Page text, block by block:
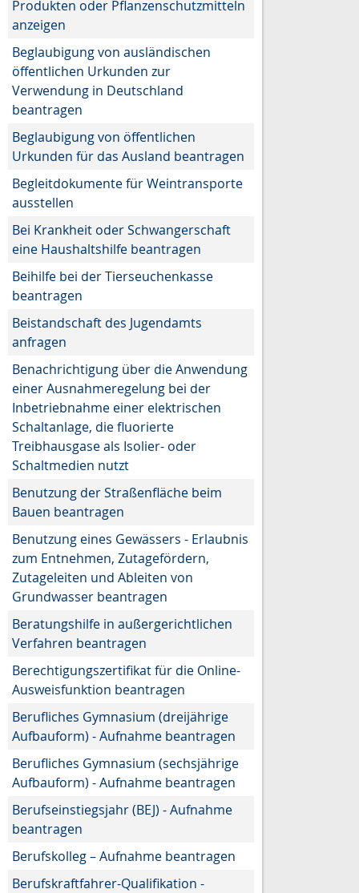
Produkten oder Pflanzenschutzmitteln
anzeigen
Beglaubigung von ausländischen
öffentlichen Urkunden zur
Verwendung in Deutschland
beantragen
Beglaubigung von öffentlichen
Urkunden für das Ausland beantragen
Begleitdokumente für Weintransporte
ausstellen
Bei Krankheit oder Schwangerschaft
eine Haushaltshilfe beantragen
Beihilfe bei der Tierseuchenkasse
beantragen
Beistandschaft des Jugendamts
anfragen
Benachrichtigung über die Anwendung
einer Ausnahmeregelung bei der
Inbetriebnahme einer elektrischen
Schaltanlage, die fluorierte
Treibhausgase als Isolier- oder
Schaltmedien nutzt
Benutzung der Straßenfläche beim
Bauen beantragen
Benutzung eines Gewässers - Erlaubnis
zum Entnehmen, Zutagefördern,
Zutageleiten und Ableiten von
Grundwasser beantragen
Beratungshilfe in außergerichtlichen
Verfahren beantragen
Berechtigungszertifikat für die Online-
Ausweisfunktion beantragen
Berufliches Gymnasium (dreijährige
Aufbauform) - Aufnahme beantragen
Berufliches Gymnasium (sechsjährige
Aufbauform) - Aufnahme beantragen
Berufseinstiegsjahr (BEJ) - Aufnahme
beantragen
Berufskolleg – Aufnahme beantragen
Berufskraftfahrer-Qualifikation -